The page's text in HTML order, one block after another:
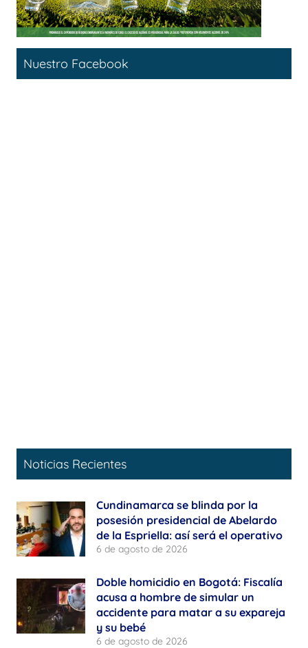
Nuestro Facebook
Noticias Recientes
Cundinamarca se blinda por la
posesión presidencial de Abelardo
de la Espriella: así será el operativo
6 de agosto de 2026
Doble homicidio en Bogotá: Fiscalía
acusa a hombre de simular un
accidente para matar a su expareja
y su bebé
6 de agosto de 2026